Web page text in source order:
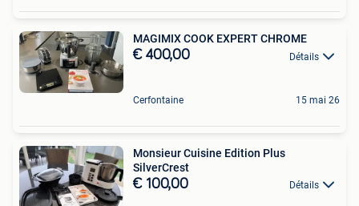
MAGIMIX COOK EXPERT CHROME
€ 400,00 Détails
Cerfontaine 15 mai 26
Monsieur Cuisine Edition Plus
SilverCrest
€ 100,00 Détails